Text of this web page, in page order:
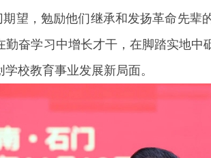
期望，勉励他们继承和发扬革命先
奋学习中增长才干，在脚踏实地
校教育事业发展新局面。